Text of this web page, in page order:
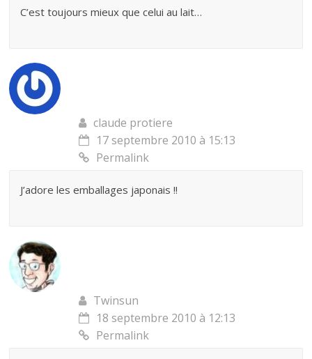
C’est toujours mieux que celui au lait…
claude protiere
17 septembre 2010 à 15:13
Permalink
J’adore les emballages japonais !!
Twinsun
18 septembre 2010 à 12:13
Permalink